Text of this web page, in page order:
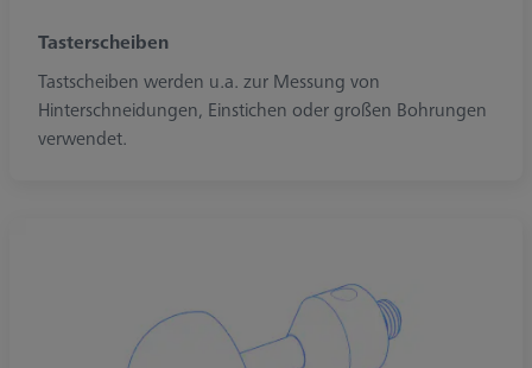
Tasterscheiben
Tastscheiben werden u.a. zur Messung von
Hinterschneidungen, Einstichen oder großen Bohrungen
verwendet.